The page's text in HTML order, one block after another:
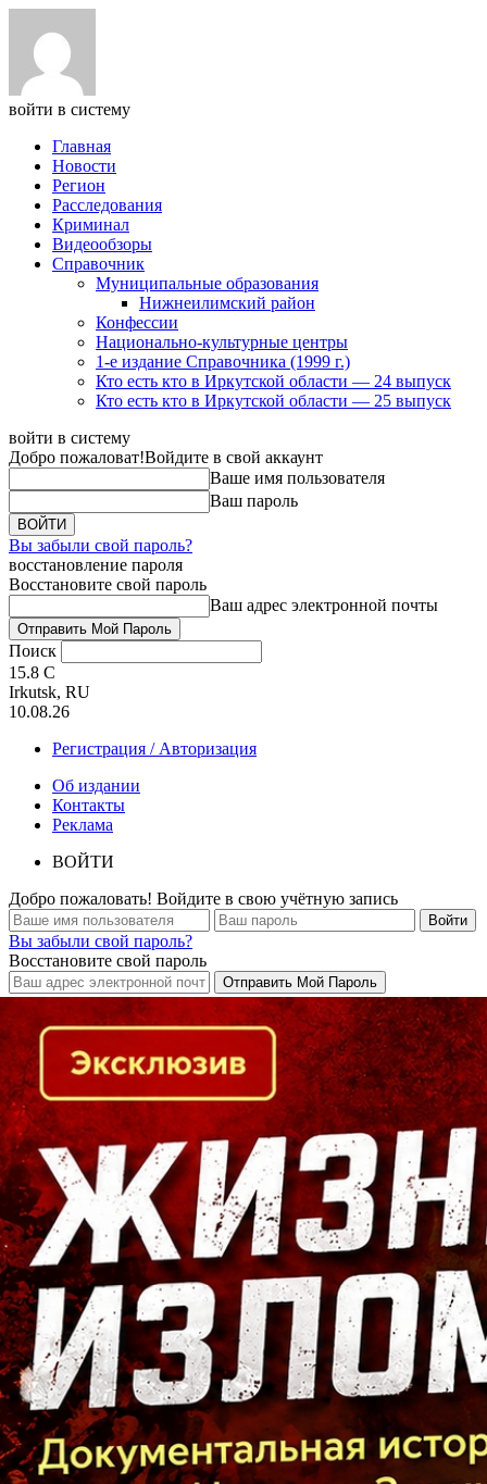
войти в систему
Главная
Новости
Регион
Расследования
Криминал
Видеообзоры
Справочник
Муниципальные образования
Нижнеилимский район
Конфессии
Национально-культурные центры
1-е издание Справочника (1999 г.)
Кто есть кто в Иркутской области — 24 выпуск
Кто есть кто в Иркутской области — 25 выпуск
войти в систему
Добро пожаловат!Войдите в свой аккаунт
Ваше имя пользователя
Ваш пароль
Вы забыли свой пароль?
восстановление пароля
Восстановите свой пароль
Ваш адрес электронной почты
Поиск
15.8 C
Irkutsk, RU
10.08.26
Регистрация / Авторизация
Об издании
Контакты
Реклама
ВОЙТИ
Добро пожаловать! Войдите в свою учётную запись
Вы забыли свой пароль?
Восстановите свой пароль
Кто есть кто в Байкальском регионе